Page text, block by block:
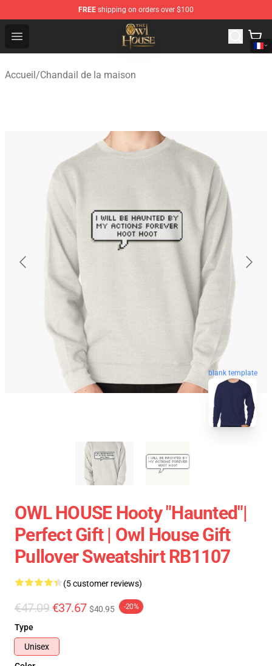
FREE shipping on orders over $100
Open menu
The Owl House Store - Official The Owl House
Accueil/Chandail de la maison
blank template
OWL HOUSE Hooty "Haunted"|
Perfect Gift | Owl House Gift
Pullover Sweatshirt RB1107
(5 customer reviews)
€47.09 €37.67 $40.95 -20%
Type
Unisex